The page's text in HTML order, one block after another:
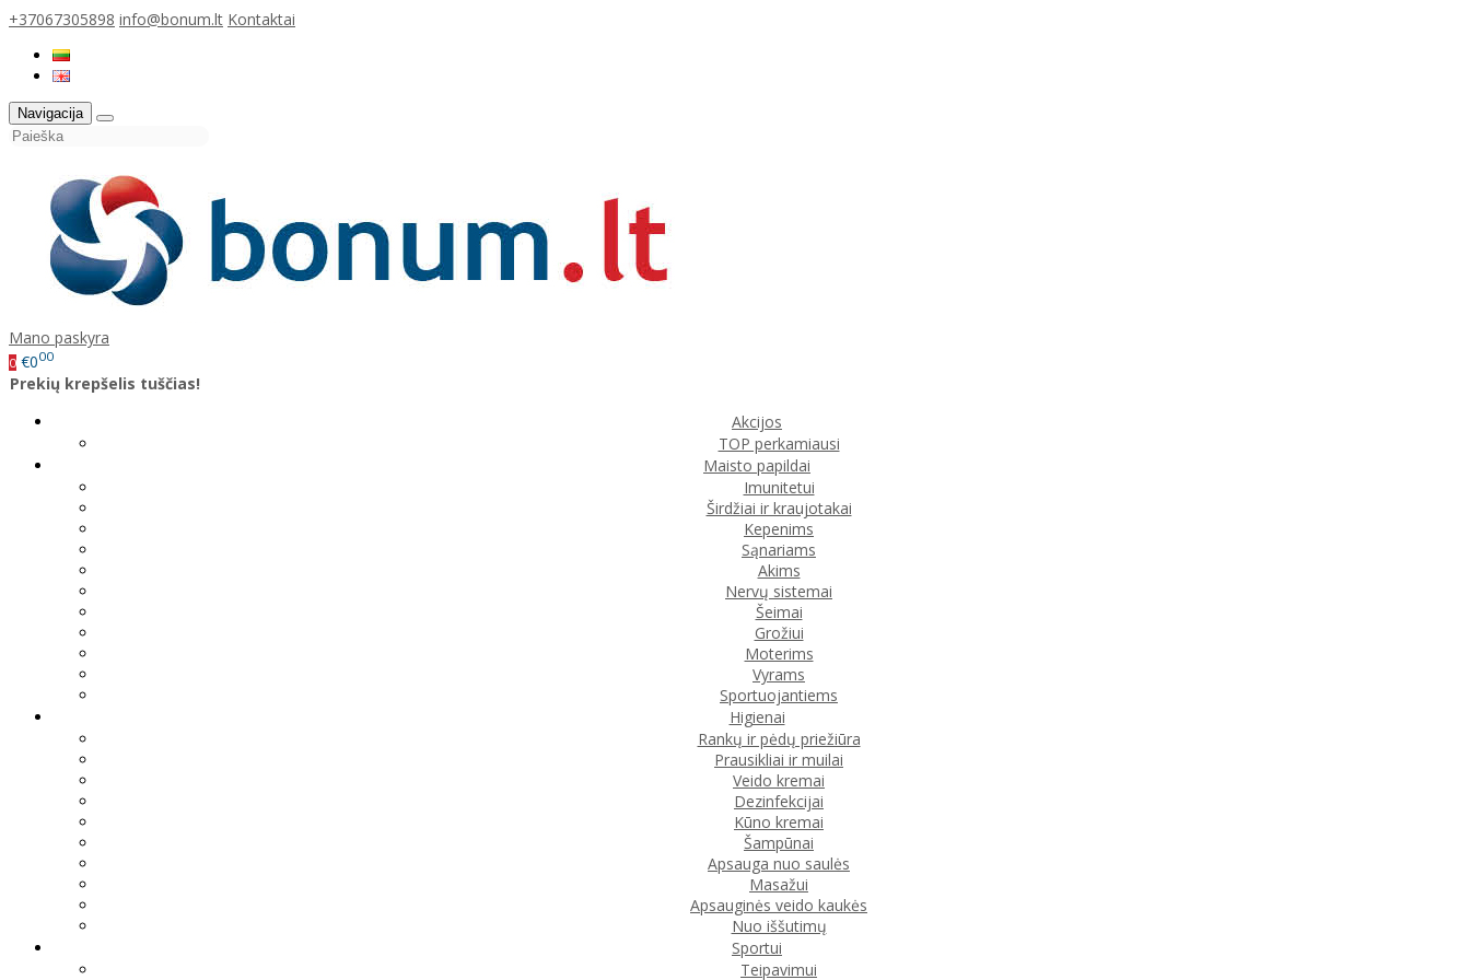
+37067305898 info@bonum.lt Kontaktai
Navigacija
Mano paskyra
0 €000
Prekių krepšelis tuščias!
Akcijos
TOP perkamiausi
Maisto papildai
Imunitetui
Širdžiai ir kraujotakai
Kepenims
Sąnariams
Akims
Nervų sistemai
Šeimai
Grožiui
Moterims
Vyrams
Sportuojantiems
Higienai
Rankų ir pėdų priežiūra
Prausikliai ir muilai
Veido kremai
Dezinfekcijai
Kūno kremai
Šampūnai
Apsauga nuo saulės
Masažui
Apsauginės veido kaukės
Nuo iššutimų
Sportui
Teipavimui